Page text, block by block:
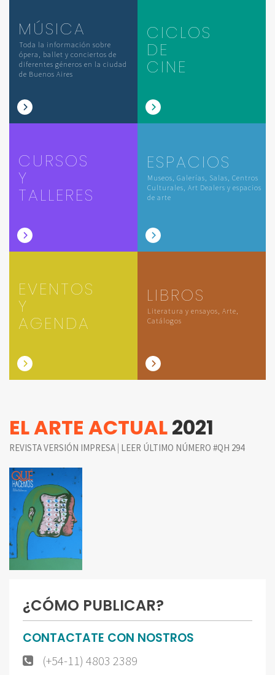
MÚSICA
Toda la información sobre
ópera, ballet y conciertos de
diferentes géneros en la ciudad
de Buenos Aires
CICLOS
DE
CINE
CURSOS
Y
TALLERES
ESPACIOS
Museos, Galerías, Salas, Centros
Culturales, Art Dealers y espacios
de arte
EVENTOS
Y
AGENDA
LIBROS
Literatura y ensayos, Arte,
Catálogos
EL ARTE ACTUAL2021
REVISTA VERSIÓN IMPRESA | LEER ÚLTIMO NÚMERO #QH 294
¿CÓMO PUBLICAR?
CONTACTATE CON NOSTROS
(+54-11) 4803 2389